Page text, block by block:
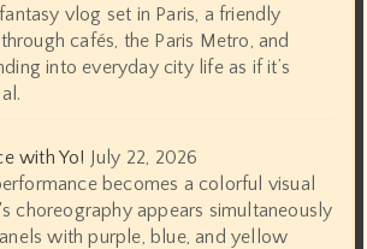
vlog set in Paris, a friendly
cafés, the Paris Metro, and
into everyday city life as if it’s
with Yo! July 22, 2026
becomes a colorful visual
choreography appears simultaneously
with purple, blue, and yellow